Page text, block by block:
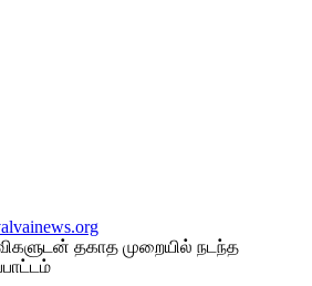
தகாத முறையில் நடந்த